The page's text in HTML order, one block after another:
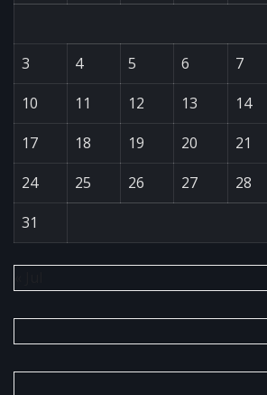
3
4 5 6 7
10
11 12 13 14
17
18 19 20 21
24
25 26 27 28
31